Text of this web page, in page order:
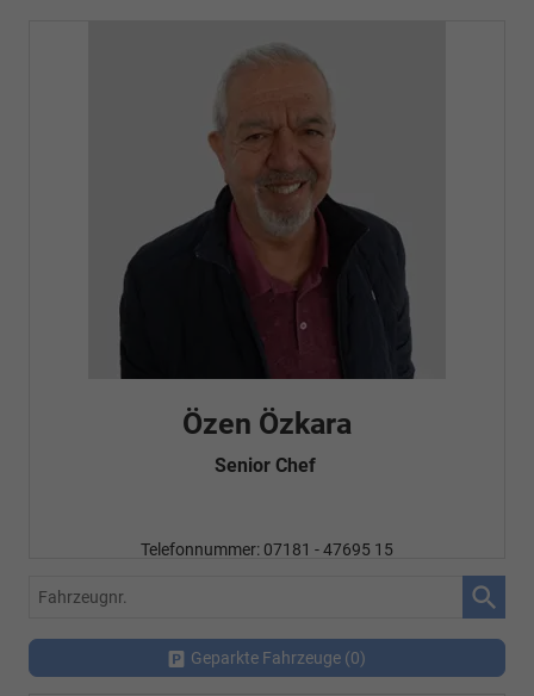
Özen Özkara
Senior Chef
Telefonnummer: 07181 - 47695 15
Fahrzeugnr.
Geparkte Fahrzeuge (0)